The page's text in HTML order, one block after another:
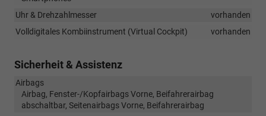
Uhr & Drehzahlmesser
vorhanden
Volldigitales Kombiinstrument (Virtual Cockpit)
vorhanden
Sicherheit & Assistenz
Airbags
Airbag, Fenster-/Kopfairbags Vorne, Beifahrerairbag
abschaltbar, Seitenairbags Vorne, Beifahrerairbag